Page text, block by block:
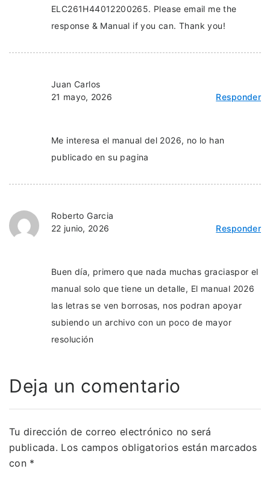
ELC261H44012200265. Please email me the
response & Manual if you can. Thank you!
Juan Carlos
21 mayo, 2026
Responder
Me interesa el manual del 2026, no lo han
publicado en su pagina
Roberto Garcia
22 junio, 2026
Responder
Buen día, primero que nada muchas graciaspor el
manual solo que tiene un detalle, El manual 2026
las letras se ven borrosas, nos podran apoyar
subiendo un archivo con un poco de mayor
resolución
Deja un comentario
Tu dirección de correo electrónico no será
publicada. Los campos obligatorios están marcados
con *